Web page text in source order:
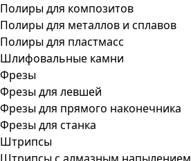
Полиры для композитов
Полиры для металлов и сплавов
Полиры для пластмасс
Шлифовальные камни
Фрезы
Фрезы для левшей
Фрезы для прямого наконечника
Фрезы для станка
Штрипсы